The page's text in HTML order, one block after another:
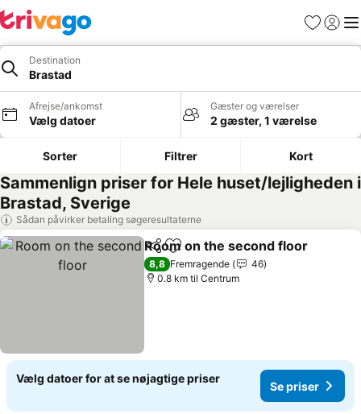
Favoritter
Log ind
Destination
Brastad
Afrejse/ankomst
Vælg datoer
Gæster og værelser
2 gæster, 1 værelse
Sorter Filtrer Kort
Sammenlign priser for Hele huset/lejligheden i
Brastad, Sverige
Sådan påvirker betaling søgeresultaterne
Del Føj til favoritter
Room on the second floor
8,8 Fremragende
46
0.8 km til Centrum
Vælg datoer for at se nøjagtige priser
Se priser